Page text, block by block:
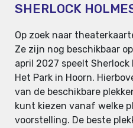
SHERLOCK
Op zoek naar
Ze zijn nog beschikbaar
april 2027 speelt
Het Park in Hoorn.
van de beschikbare
kunt kiezen vanaf welke
voorstelling. De beste